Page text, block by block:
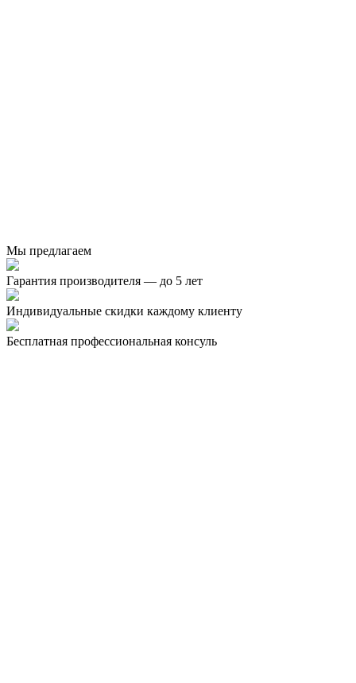
Мы предлагаем
Гарантия производителя — до 5 лет
Индивидуальные скидки каждому клиенту
Бесплатная профессиональная консуль